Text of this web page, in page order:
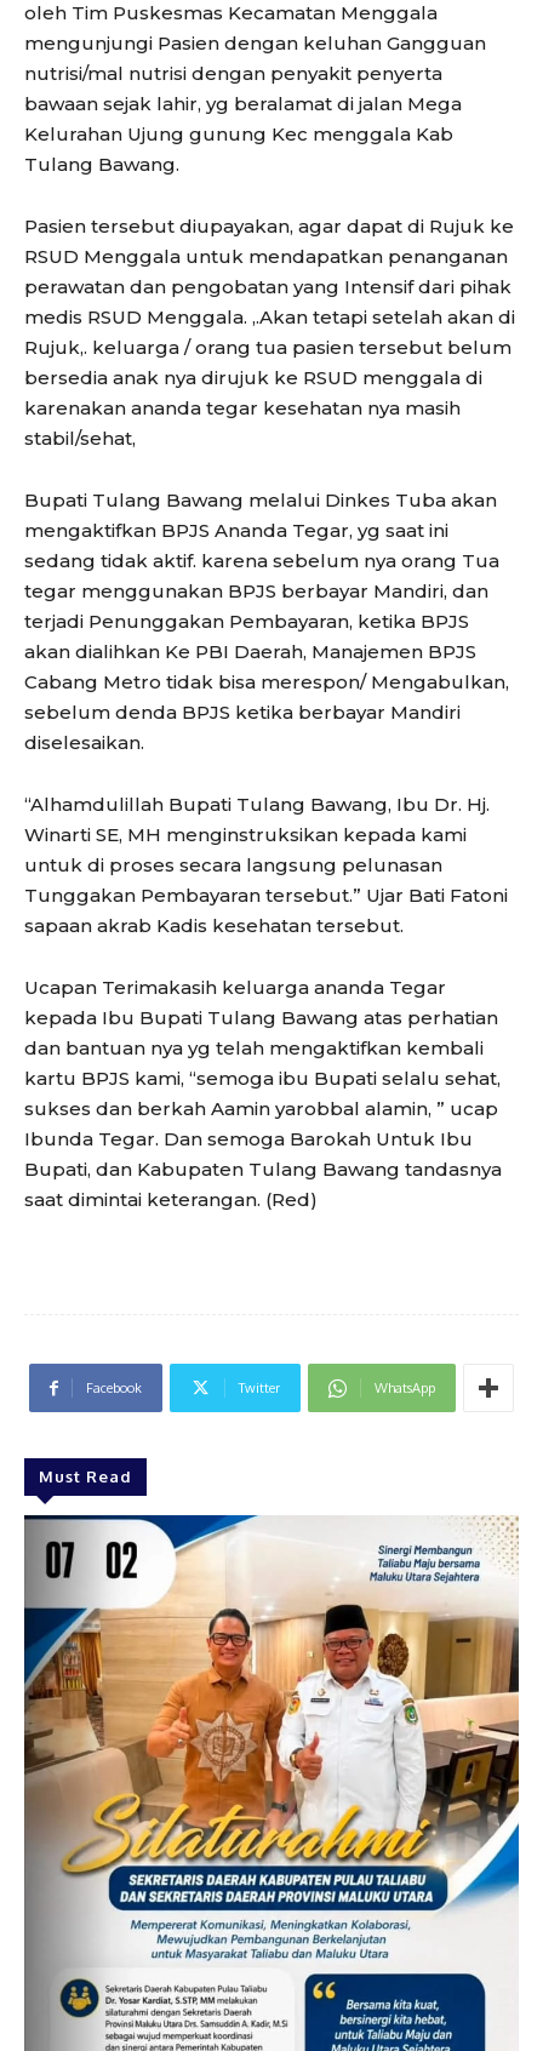
oleh Tim Puskesmas Kecamatan Menggala
mengunjungi Pasien dengan keluhan Gangguan
nutrisi/mal nutrisi dengan penyakit penyerta
bawaan sejak lahir, yg beralamat di jalan Mega
Kelurahan Ujung gunung Kec menggala Kab
Tulang Bawang.
Pasien tersebut diupayakan, agar dapat di Rujuk ke
RSUD Menggala untuk mendapatkan penanganan
perawatan dan pengobatan yang Intensif dari pihak
medis RSUD Menggala. ,.Akan tetapi setelah akan di
Rujuk,. keluarga / orang tua pasien tersebut belum
bersedia anak nya dirujuk ke RSUD menggala di
karenakan ananda tegar kesehatan nya masih
stabil/sehat,
Bupati Tulang Bawang melalui Dinkes Tuba akan
mengaktifkan BPJS Ananda Tegar, yg saat ini
sedang tidak aktif. karena sebelum nya orang Tua
tegar menggunakan BPJS berbayar Mandiri, dan
terjadi Penunggakan Pembayaran, ketika BPJS
akan dialihkan Ke PBI Daerah, Manajemen BPJS
Cabang Metro tidak bisa merespon/ Mengabulkan,
sebelum denda BPJS ketika berbayar Mandiri
diselesaikan.
“Alhamdulillah Bupati Tulang Bawang, Ibu Dr. Hj.
Winarti SE, MH menginstruksikan kepada kami
untuk di proses secara langsung pelunasan
Tunggakan Pembayaran tersebut.” Ujar Bati Fatoni
sapaan akrab Kadis kesehatan tersebut.
Ucapan Terimakasih keluarga ananda Tegar
kepada Ibu Bupati Tulang Bawang atas perhatian
dan bantuan nya yg telah mengaktifkan kembali
kartu BPJS kami, “semoga ibu Bupati selalu sehat,
sukses dan berkah Aamin yarobbal alamin, ” ucap
Ibunda Tegar. Dan semoga Barokah Untuk Ibu
Bupati, dan Kabupaten Tulang Bawang tandasnya
saat dimintai keterangan. (Red)
Facebook Twitter WhatsApp
Must Read